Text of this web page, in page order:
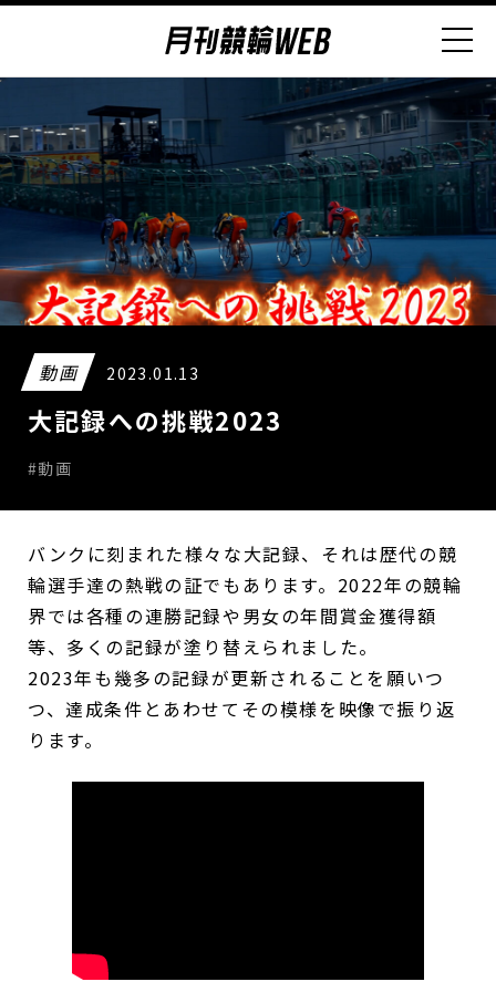
動画 2023.01.13
大記録への挑戦2023
#動画
バンクに刻まれた様々な大記録、それは歴代の競
輪選手達の熱戦の証でもあります。2022年の競輪
界では各種の連勝記録や男女の年間賞金獲得額
等、多くの記録が塗り替えられました。
2023年も幾多の記録が更新されることを願いつ
つ、達成条件とあわせてその模様を映像で振り返
ります。